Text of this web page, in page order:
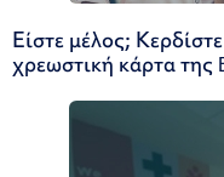
Είστε μέλος;
χρεωστική κάρτα της